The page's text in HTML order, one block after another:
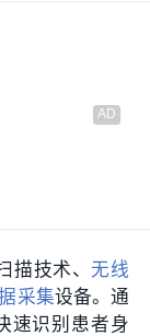
描技术、无线
采集设备。通
速识别患者身